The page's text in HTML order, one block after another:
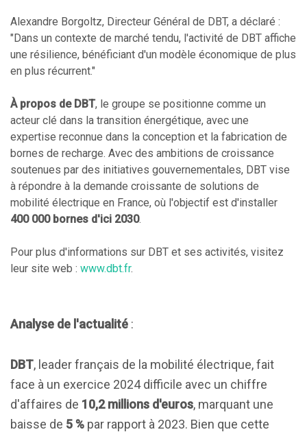
Alexandre Borgoltz, Directeur Général de DBT, a déclaré :
"Dans un contexte de marché tendu, l'activité de DBT affiche
une résilience, bénéficiant d'un modèle économique de plus
en plus récurrent."
À propos de DBT, le groupe se positionne comme un
acteur clé dans la transition énergétique, avec une
expertise reconnue dans la conception et la fabrication de
bornes de recharge. Avec des ambitions de croissance
soutenues par des initiatives gouvernementales, DBT vise
à répondre à la demande croissante de solutions de
mobilité électrique en France, où l'objectif est d'installer
400 000 bornes d'ici 2030.
Pour plus d'informations sur DBT et ses activités, visitez
leur site web : www.dbt.fr.
Analyse de l'actualité :
DBT, leader français de la mobilité électrique, fait
face à un exercice 2024 difficile avec un chiffre
d'affaires de 10,2 millions d'euros, marquant une
baisse de 5 % par rapport à 2023. Bien que cette